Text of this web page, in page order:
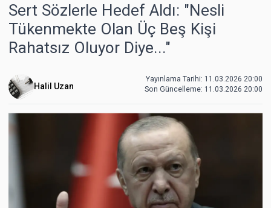
Sert Sözlerle Hedef Aldı: "Nesli
Tükenmekte Olan Üç Beş Kişi
Rahatsız Oluyor Diye..."
Halil Uzan
Yayınlama Tarihi: 11.03.2026 20:00
Son Güncelleme: 11.03.2026 20:00